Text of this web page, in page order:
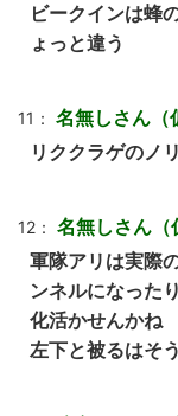
ビークインは蜂
ょっと違う
11： 名無しさん（
リククラゲのノ
12： 名無しさん（
軍隊アリは実際
ンネルになった
化活かせんかね
左下と被るはそ